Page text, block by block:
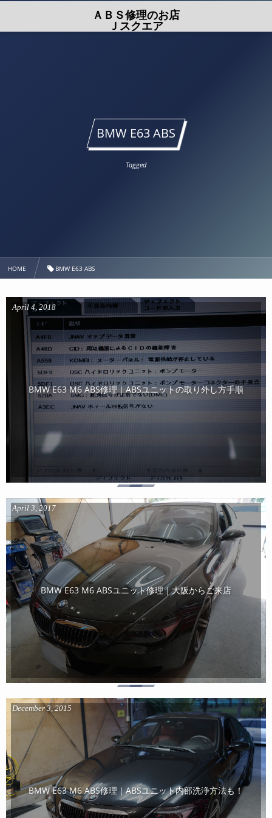
ＡＢＳ修理のお店
Ｊスクエア
BMW E63 ABS
Tagged
HOME BMW E63 ABS
BMW E63 M6 ABS修理｜ABSユニットの取り外し方手順
April 4, 2018
BMW E63 M6 ABSユニット修理｜大阪からご来店
April 3 2017
BMW E63 M6 ABS修理｜ABSユニット内部洗浄方法も！
December 3,2015